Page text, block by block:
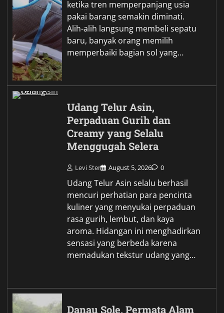
ketika tren memperpanjang usia
pakai barang semakin diminati.
Alih-alih langsung membeli sepatu
baru, banyak orang memilih
memperbaiki bagian sol yang…
Udang Telur Asin,
Perpaduan Gurih dan
Creamy yang Selalu
Menggugah Selera
Levi Ster August 5, 2026 0
Udang Telur Asin selalu berhasil
mencuri perhatian para pencinta
kuliner yang menyukai perpaduan
rasa gurih, lembut, dan kaya
aroma. Hidangan ini menghadirkan
sensasi yang berbeda karena
memadukan tekstur udang yang…
Danau Sole, Permata Alam